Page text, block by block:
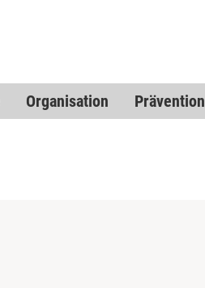
Organisation Prävention